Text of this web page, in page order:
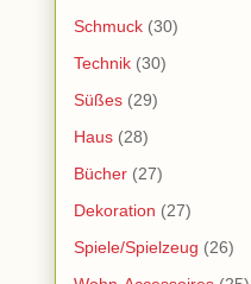
Schmuck (30)
Technik (30)
Süßes (29)
Haus (28)
Bücher (27)
Dekoration (27)
Spiele/Spielzeug (26)